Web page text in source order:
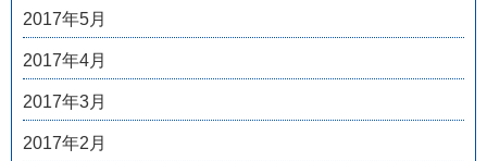
2017年5月
2017年4月
2017年3月
2017年2月